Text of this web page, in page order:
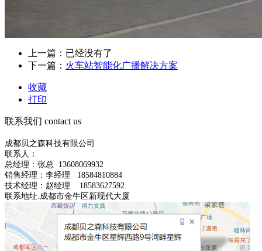
上一篇：已经没有了
下一篇： 火车站智能化广播解决方案
收藏
打印
联系我们 contact us
成都贝之森科技有限公司
联系人：
总经理： 张总 13608069932
销售经理：李经理 18584810884
技术经理：赵经理 18583627592
联系地址:成都市金牛区新现代大厦